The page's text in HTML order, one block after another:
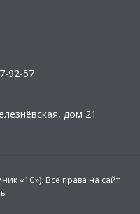
92-57
дом 21
«1С»). Все права на сайт